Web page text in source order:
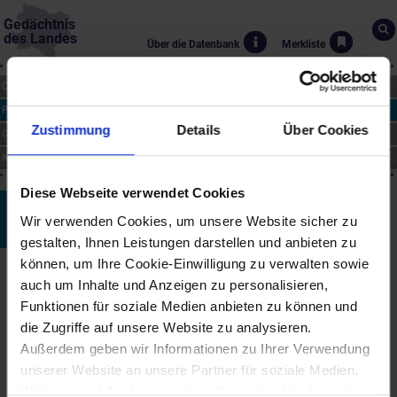
Zustimmung Details Über Cookies
Diese Webseite verwendet Cookies
Wir verwenden Cookies, um unsere Website sicher zu
gestalten, Ihnen Leistungen darstellen und anbieten zu
können, um Ihre Cookie-Einwilligung zu verwalten sowie
auch um Inhalte und Anzeigen zu personalisieren,
Funktionen für soziale Medien anbieten zu können und
die Zugriffe auf unsere Website zu analysieren.
Außerdem geben wir Informationen zu Ihrer Verwendung
unserer Website an unsere Partner für soziale Medien,
Gedächtnis
des Landes
Über die Datenbank Merkliste
PERSONEN
KUNST
Peter Bischof
*1934
Biographie
Der in Wien geborene Maler und Grafiker studierte an der
Akademie der bildenden Künste bei Herbert Boeckl und Albert
Paris Gütersloh. 1960 nahm Bischof erstmals an einem
Glasfensterwettbewerb teil. Er wurde Mitglied der Gruppe der
Galerie nächst St. Stephan (Monsignore Otto Mauer) in Wien und